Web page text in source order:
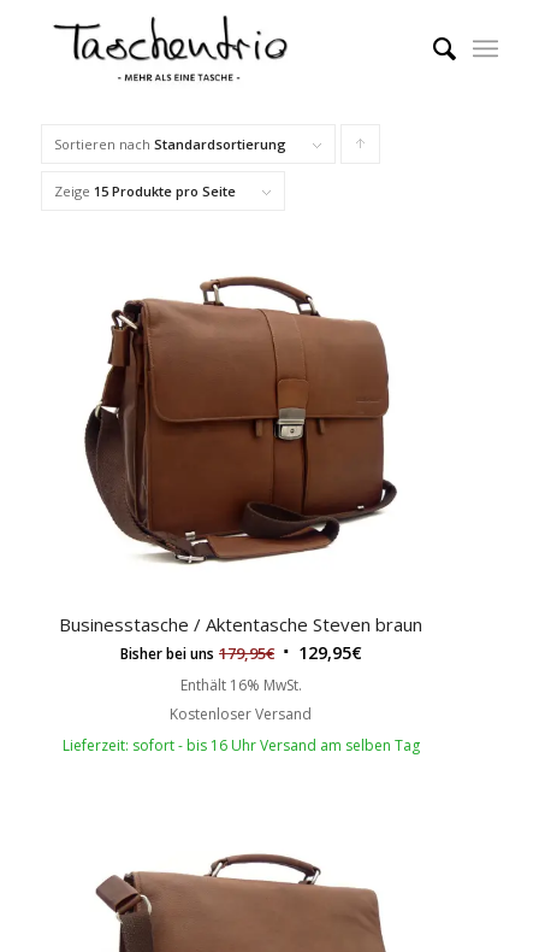
Sortieren nach Standardsortierung
aufsteigender
Reihenfolge
sortieren
Zeige 15 Produkte pro Seite
Businesstasche / Aktentasche Steven braun
Bisher bei uns 179,95€ 129,95€
Enthält 16% MwSt.
Kostenloser Versand
Lieferzeit: sofort - bis 16 Uhr Versand am selben Tag